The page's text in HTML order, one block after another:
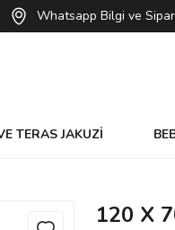
Whatsapp Bilgi ve
TERAS JAKUZİ
120 X